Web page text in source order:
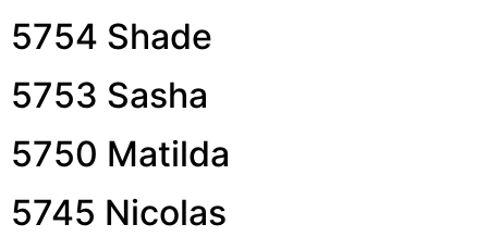
5754 Shade
5753 Sasha
5750 Matilda
5745 Nicolas